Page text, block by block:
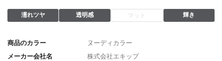
濡れツヤ 透明感 マット 輝き
商品のカラー
ヌーディカラー
メーカー会社名
株式会社エキップ